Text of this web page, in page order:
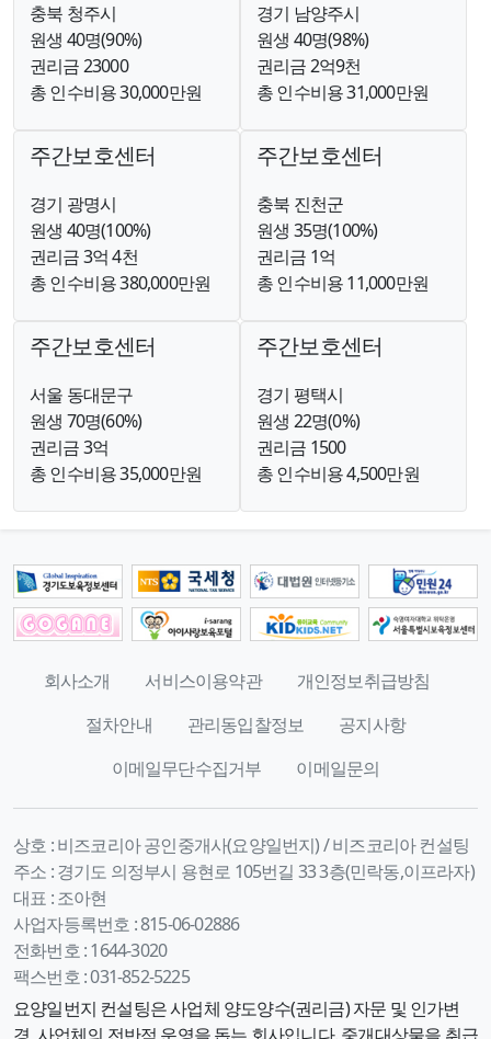
충북 청주시
원생 40명(90%)
권리금 23000
총 인수비용 30,000만원
경기 남양주시
원생 40명(98%)
권리금 2억9천
총 인수비용 31,000만원
주간보호센터
경기 광명시
원생 40명(100%)
권리금 3억 4천
총 인수비용 380,000만원
주간보호센터
충북 진천군
원생 35명(100%)
권리금 1억
총 인수비용 11,000만원
주간보호센터
서울 동대문구
원생 70명(60%)
권리금 3억
총 인수비용 35,000만원
주간보호센터
경기 평택시
원생 22명(0%)
권리금 1500
총 인수비용 4,500만원
회사소개 서비스이용약관
개인정보취급방침
절차안내
관리동입찰정보
공지사항
이메일무단수집거부
이메일문의
상호 :비즈코리아 공인중개사(요양일번지) / 비즈코리아 컨설팅
주소 :경기도 의정부시 용현로 105번길 33 3층(민락동,이프라자)
대표 :조아현
사업자등록번호 :815-06-02886
전화번호 :1644-3020
팩스번호 :031-852-5225
요양일번지 컨설팅은 사업체 양도양수(권리금) 자문 및 인가변